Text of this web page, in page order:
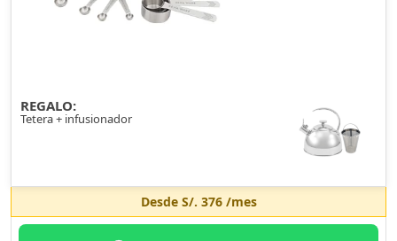
REGALO:
Tetera + infusionador
Desde S/. 376/mes